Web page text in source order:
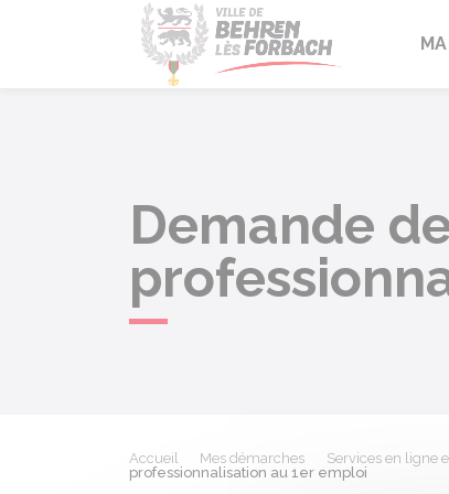
Behren-
Demande
Accueil Mes démarches Services en ligne
professionnalisation au 1er emploi